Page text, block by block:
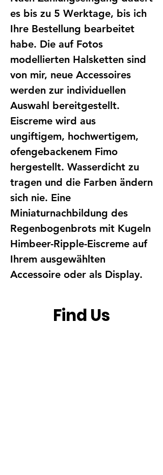
es bis zu 5 Werktage, bis ich
Ihre Bestellung bearbeitet
habe. Die auf Fotos
modellierten Halsketten sind
von mir, neue Accessoires
werden zur individuellen
Auswahl bereitgestellt.
Eiscreme wird aus
ungiftigem, hochwertigem,
ofengebackenem Fimo
hergestellt. Wasserdicht zu
tragen und die Farben ändern
sich nie. Eine
Miniaturnachbildung des
Regenbogenbrots mit Kugeln
Himbeer-Ripple-Eiscreme auf
Ihrem ausgewählten
Accessoire oder als Display.
Find Us